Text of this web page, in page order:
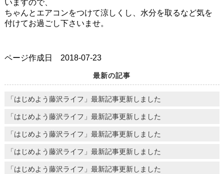
いますので、
ちゃんとエアコンをつけて涼しくし、水分を取るなど気を
付けてお過ごし下さいませ。
ページ作成日 2018-07-23
最新の記事
「はじめよう藤沢ライフ」最新記事更新しました
「はじめよう藤沢ライフ」最新記事更新しました
「はじめよう藤沢ライフ」最新記事更新しました
「はじめよう藤沢ライフ」最新記事更新しました
「はじめよう藤沢ライフ」最新記事更新しました